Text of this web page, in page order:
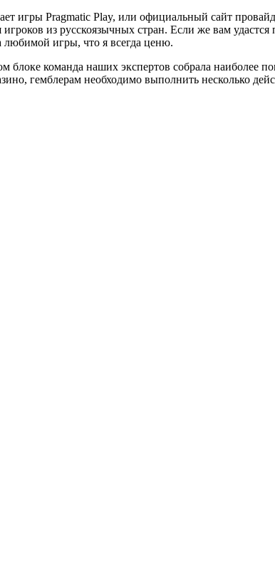
игры Pragmatic Play, или официальный сайт
из русскоязычных стран. Если же вам
любимой игры, что я всегда ценю.
команда наших экспертов собрала наиболее
гемблерам необходимо выполнить несколько